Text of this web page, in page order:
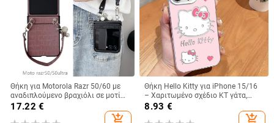
Θήκη για Motorola Razr 50/60 με
αναδιπλούμενο βραχιόλι σε μοτίβο
κροκοδειλικού δέρματος
17.22 €
add_shopping_cart
Θήκη Hello Kitty για iPhone 15/16
– Χαριτωμένο σχέδιο KT γάτα,
λευκό ή μαύρο, Ανθεκτική σε
8.93 €
add_shopping_cart